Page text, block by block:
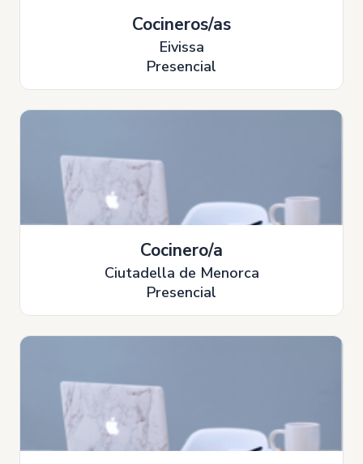
Cocineros/as
Eivissa
Presencial
Cocinero/a
Ciutadella de Menorca
Presencial